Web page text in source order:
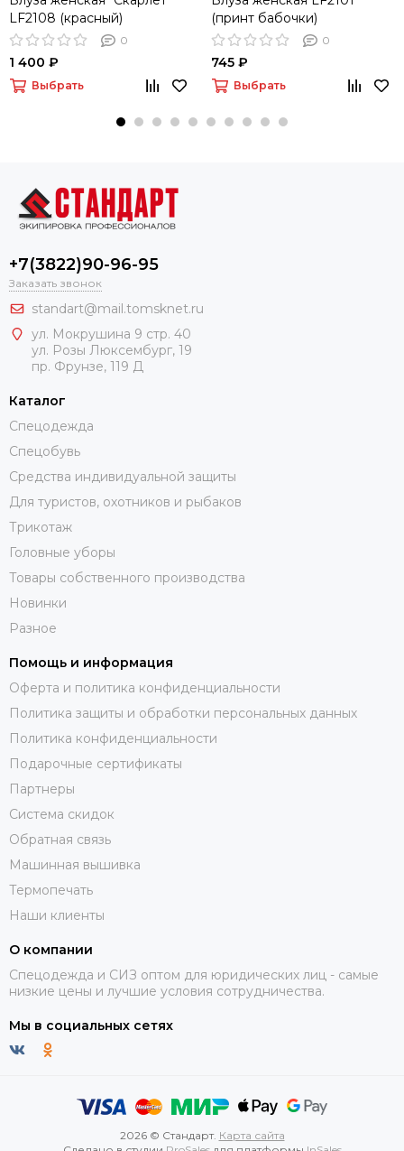
LF2108 (красный)
0
1 400 ₽
Выбрать
(принт бабочки)
0
745 ₽
Выбрать
+7(3822)90-96-95
Заказать звонок
standart@mail.tomsknet.ru
ул. Мокрушина 9 стр. 40
ул. Розы Люксембург, 19
пр. Фрунзе, 119 Д
Каталог
Спецодежда
Спецобувь
Средства индивидуальной защиты
Для туристов, охотников и рыбаков
Трикотаж
Головные уборы
Товары собственного производства
Новинки
Разное
Помощь и информация
Оферта и политика конфиденциальности
Политика защиты и обработки персональных данных
Политика конфиденциальности
Подарочные сертификаты
Партнеры
Система скидок
Обратная связь
Машинная вышивка
Термопечать
Наши клиенты
О компании
Спецодежда и СИЗ оптом для юридических лиц - самые
низкие цены и лучшие условия сотрудничества.
Мы в социальных сетях
2026 © Стандарт. Карта сайта